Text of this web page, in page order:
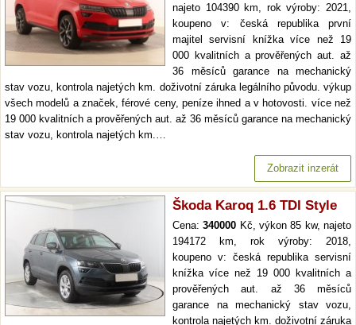
najeto 104390 km, rok výroby: 2021,
koupeno v: česká republika první
majitel servisní knížka více než 19
000 kvalitních a prověřených aut. až
36 měsíců garance na mechanický
stav vozu, kontrola najetých km. doživotní záruka legálního původu. výkup
všech modelů a značek, férové ceny, peníze ihned a v hotovosti. více než
19 000 kvalitních a prověřených aut. až 36 měsíců garance na mechanický
stav vozu, kontrola najetých km.…
Zobrazit inzerát
Škoda Karoq 1.6 TDI Style
Cena:340000 Kč, výkon 85 kw, najeto
194172 km, rok výroby: 2018,
koupeno v: česká republika servisní
knížka více než 19 000 kvalitních a
prověřených aut. až 36 měsíců
garance na mechanický stav vozu,
kontrola najetých km. doživotní záruka